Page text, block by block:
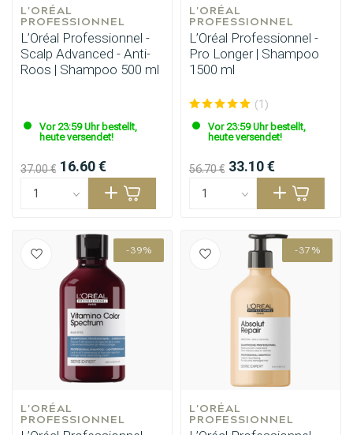
Friseurwahl
L'ORÉAL
PROFESSIONNEL
L’Oréal Professionnel -
Scalp Advanced - Anti-
Roos | Shampoo 500 ml
Vor 23:59 Uhr bestellt,
heute versendet!
37.00 € 16.60 €
L'ORÉAL
PROFESSIONNEL
L’Oréal Professionnel -
Pro Longer | Shampoo
1500 ml
(1)
Vor 23:59 Uhr bestellt,
heute versendet!
56.70 € 33.10 €
-39%
L'ORÉAL
PROFESSIONNEL
-37%
L'ORÉAL
PROFESSIONNEL